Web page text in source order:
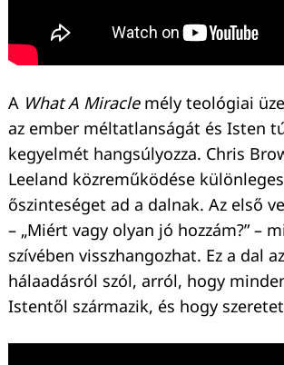
A What A Miraclemély teológiai
az ember méltatlanságát és Isten
kegyelmét hangsúlyozza. Chris
Leeland közreműködése
őszinteséget ad a dalnak. Az első
– „Miért vagy olyan jó hozzám?” –
szívében visszhangozhat. Ez a dal
hálaadásról szól, arról, hogy
Istentől származik, és hogy